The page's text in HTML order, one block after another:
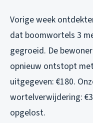
Vorige week
dat boomwortels 3
gegroeid. De
opnieuw ontstopt
uitgegeven: €180.
wortelverwijdering:
opgelost.